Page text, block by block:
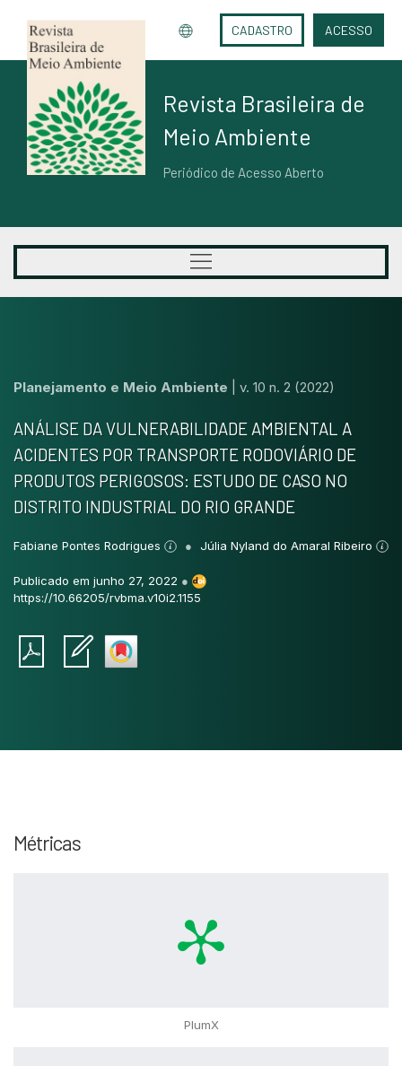
CADASTRO ACESSO
Revista Brasileira de
Meio Ambiente
Periódico de Acesso Aberto
Planejamento e Meio Ambiente v. 10 n. 2 (2022)
ANÁLISE DA VULNERABILIDADE AMBIENTAL A
ACIDENTES POR TRANSPORTE RODOVIÁRIO DE
PRODUTOS PERIGOSOS: ESTUDO DE CASO NO
DISTRITO INDUSTRIAL DO RIO GRANDE
Fabiane Pontes Rodrigues Júlia Nyland do Amaral Ribeiro
Publicado em junho 27, 2022 ●
https://10.66205/rvbma.v10i2.1155
Métricas
PlumX